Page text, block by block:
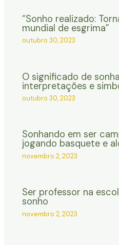
“Sonho realizado:
mundial de esgrima”
outubro 30, 2023
O significado de
interpretações e
outubro 30, 2023
Sonhando em ser
jogando basquete e
novembro 2, 2023
Ser professor na
sonho
novembro 2, 2023